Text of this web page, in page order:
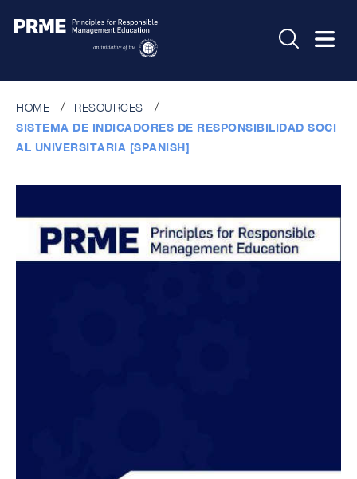
HOME
RESOURCES
SISTEMA DE INDICADORES DE RESPONSIBILIDAD SOCI
AL UNIVERSITARIA [SPANISH]